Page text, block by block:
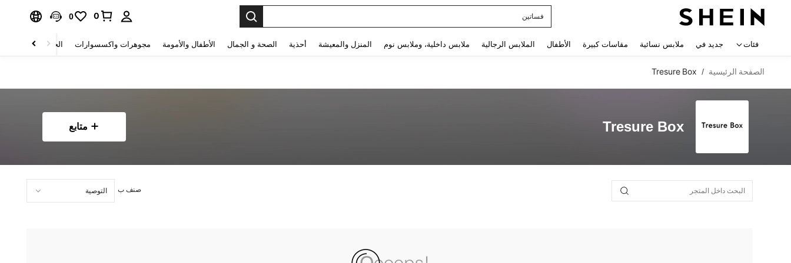
فساتين
0
0
فئات جديد في ملابس نسائية مقاسات كبيرة الأطفال الملابس الرجالية ملابس داخلية، وملابس نوم المنزل والمعيشة أحذية الصحة و الجمال الأطفال والأمومة مجوهرات واكسسوارات الحقائب والأمتعة
الصفحة الرئيسية /
Tresure Box
Tresure Box متابع
صنف ب